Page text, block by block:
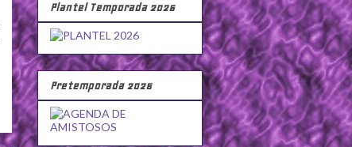
Plantel Temporada 2026
Pretemporada 2026